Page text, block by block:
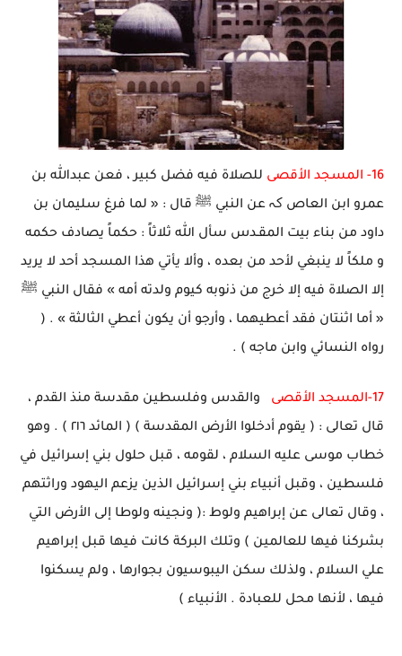
16- المسجد الأقصى للصلاة فيه فضل كبير ، فعن عبدالله بن
عمرو ابن العاص کہ عن النبي ﷺ قال : « لما فرغ سليمان بن
داود من بناء بيت المقـدس سأل الله ثلاثاً : حكماً يصادف حكمه
و ملكاً لا ينبغي لأحد من بعده ، وألا يأتي هذا المسجد أحد لا يريد
إلا الصلاة فيه إلا خرج من ذنوبه كيوم ولدته أمه » فقال النبي ﷺ
« أما اثنتان فقد أعطيهما ، وأرجو أن يكون أعطي الثالثة » . (
رواه النسائي وابن ماجه ) .
17-المسجد الأقصى
والقدس وفلسطين مقدسة منذ القدم ،
قال تعالى : ( يقوم أدخلوا الأرض المقدسة ) ( المائد ٢١٦ ) . وهو
خطاب موسى عليه السلام ، لقومه ، قبل حلول بني إسرائيل في
فلسطين ، وقبل أنبياء بني إسرائيل الذين يزعم اليهود وراثتهم
، وقال تعالى عن إبراهيم ولوط :( ونجينه ولوطا إلى الأرض التي
بشركنا فيها للعالمين ) وتلك البركة كانت فيها قبل إبراهيم
علي السلام ، ولذلك سكن اليبوسيون بجوارها ، ولم يسكنوا
فيها ، لأنها محل للعبادة . الأنبياء )